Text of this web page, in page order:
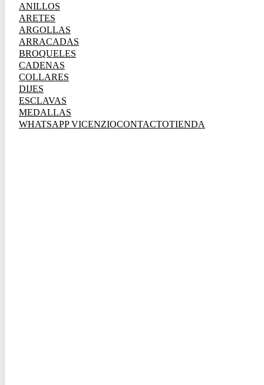
ANILLOS
ARETES
ARGOLLAS
ARRACADAS
BROQUELES
CADENAS
COLLARES
DIJES
ESCLAVAS
MEDALLAS
WHATSAPP VICENZIOCONTACTOTIENDA